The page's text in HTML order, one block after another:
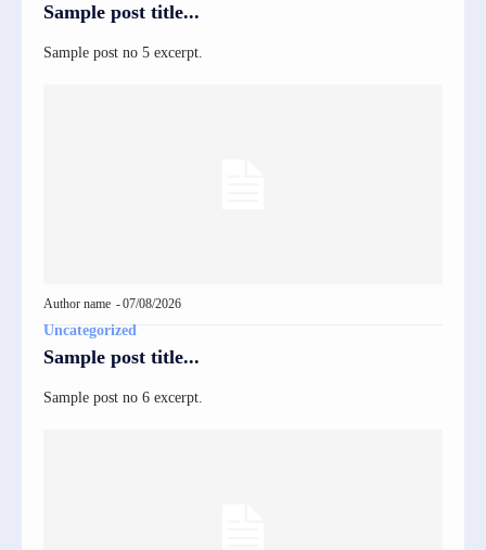
Sample post title...
Sample post no 5 excerpt.
Author name -07/08/2026
Uncategorized
Sample post title...
Sample post no 6 excerpt.